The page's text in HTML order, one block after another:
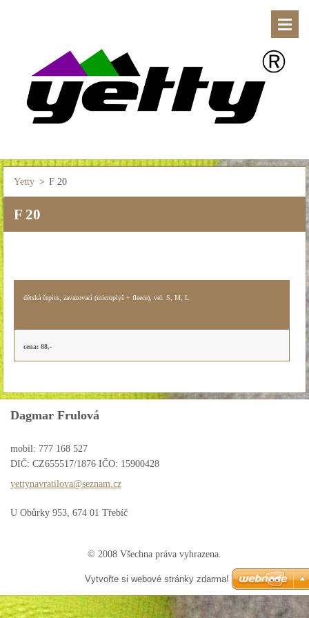
Yetty > F 20
F 20
dětská čepice, zavazovací (microplyš + fleece), vel. S, M, L
cena: 88,-
Dagmar Frulová
mobil: 777 168 527
DIČ: CZ655517/1876 IČO: 15900428
yettynavratilova@seznam. cz
U Obůrky 953, 674 01 Třebíč
© 2008 Všechna práva vyhrazena.
Vytvořte si webové stránky zdarma!